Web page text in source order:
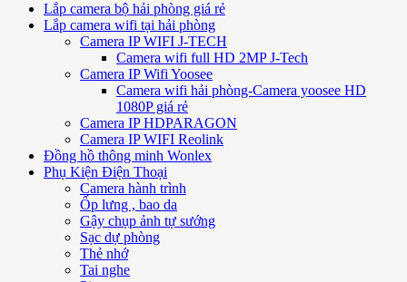
Lắp camera bộ hải phòng giá rẻ
Lắp camera wifi tại hải phòng
Camera IP WIFI J-TECH
Camera wifi full HD 2MP J-Tech
Camera IP Wifi Yoosee
Camera wifi hải phòng-Camera yoosee HD
1080P giá rẻ
Camera IP HDPARAGON
Camera IP WIFI Reolink
Đồng hồ thông minh Wonlex
Phụ Kiện Điện Thoại
Camera hành trình
Ốp lưng , bao da
Gậy chụp ảnh tự sướng
Sạc dự phòng
Thẻ nhớ
Tai nghe